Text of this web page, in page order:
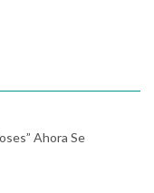
Ahora Se